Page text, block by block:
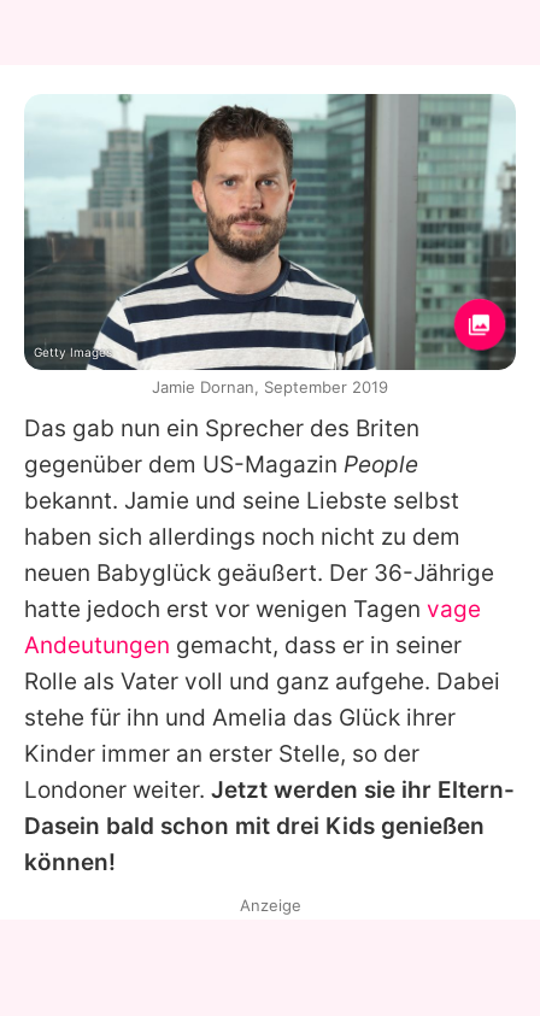
Das gab nun ein Sprecher des Briten
gegenüber dem US-Magazin People
bekannt. Jamie und seine Liebste selbst
haben sich allerdings noch nicht zu dem
neuen Babyglück geäußert. Der 36-Jährige
hatte jedoch erst vor wenigen Tagen vage
Andeutungen gemacht, dass er in seiner
Rolle als Vater voll und ganz aufgehe. Dabei
stehe für ihn und Amelia das Glück ihrer
Kinder immer an erster Stelle, so der
Londoner weiter. Jetzt werden sie ihr Eltern-
Dasein bald schon mit drei Kids genießen
können!
Getty Images
Jamie Dornan, September 2019
Anzeige